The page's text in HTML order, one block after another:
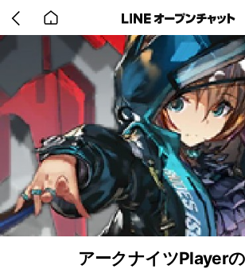
back
to
home
アークナイツPlayer